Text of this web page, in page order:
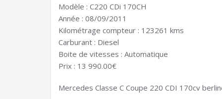
Modèle : C220 CDi 170CH
Année : 08/09/2011
Kilométrage compteur : 123261 kms
Carburant : Diesel
Boite de vitesses : Automatique
Prix : 13 990.00€
Mercedes Classe C Coupe 220 CDI 170cv